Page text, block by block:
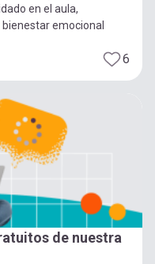
en el aula,
emocional
6
de nuestra